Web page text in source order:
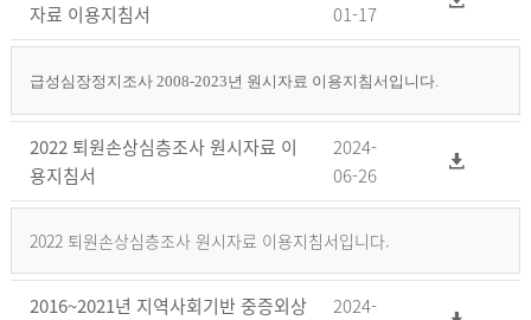
자료 이용지침서
01-17
급성심장정지조사 2008-2023년 원시자료 이용지침서입니다.
2022 퇴원손상심층조사 원시자료 이
용지침서
2024-
06-26
2022 퇴원손상심층조사 원시자료 이용지침서입니다.
2016~2021년 지역사회기반 중증외상
2024-